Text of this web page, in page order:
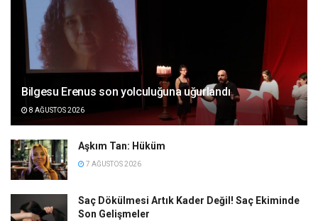
Bilgesu Erenus son yolculuğuna uğurlandı
8 AĞUSTOS 2026
Aşkım Tan: Hüküm
7 AĞUSTOS 2026
Saç Dökülmesi Artık Kader Değil! Saç Ekiminde
Son Gelişmeler